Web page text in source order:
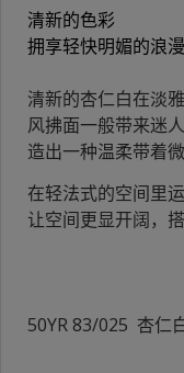
清新的色彩
拥享轻快明媚的浪
清新的杏仁白在淡
风拂面一般带来迷
造出一种温柔带着微
在轻法式的空间里
让空间更显开阔，
50YR 83/025 杏仁